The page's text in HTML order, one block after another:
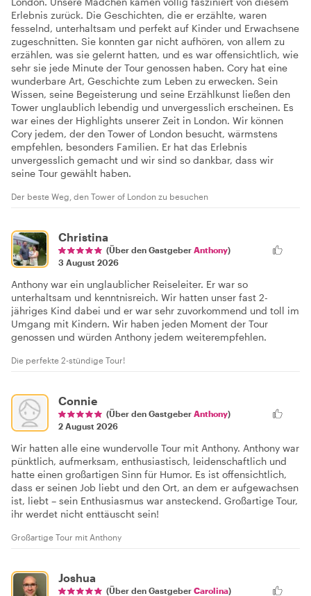
Erlebnis zurück. Die Geschichten, die er erzählte, waren
fesselnd, unterhaltsam und perfekt auf Kinder und Erwachsene
zugeschnitten. Sie konnten gar nicht aufhören, von allem zu
erzählen, was sie gelernt hatten, und es war offensichtlich, wie
sehr sie jede Minute der Tour genossen haben. Cory hat eine
wunderbare Art, Geschichte zum Leben zu erwecken. Sein
Wissen, seine Begeisterung und seine Erzählkunst ließen den
Tower unglaublich lebendig und unvergesslich erscheinen. Es
war eines der Highlights unserer Zeit in London. Wir können
Cory jedem, der den Tower of London besucht, wärmstens
empfehlen, besonders Familien. Er hat das Erlebnis
unvergesslich gemacht und wir sind so dankbar, dass wir
seine Tour gewählt haben.
Der beste Weg, den Tower of London zu besuchen
Christina
(Über den Gastgeber Anthony)
3 August 2026
Anthony war ein unglaublicher Reiseleiter. Er war so
unterhaltsam und kenntnisreich. Wir hatten unser fast 2-
jähriges Kind dabei und er war sehr zuvorkommend und toll im
Umgang mit Kindern. Wir haben jeden Moment der Tour
genossen und würden Anthony jedem weiterempfehlen.
Die perfekte 2-stündige Tour!
Connie
(Über den Gastgeber Anthony)
2 August 2026
Wir hatten alle eine wundervolle Tour mit Anthony. Anthony war
pünktlich, aufmerksam, enthusiastisch, leidenschaftlich und
hatte einen großartigen Sinn für Humor. Es ist offensichtlich,
dass er seinen Job liebt und den Ort, an dem er aufgewachsen
ist, liebt – sein Enthusiasmus war ansteckend. Großartige Tour,
ihr werdet nicht enttäuscht sein!
Großartige Tour mit Anthony
Joshua
(Über den Gastgeber Carolina)